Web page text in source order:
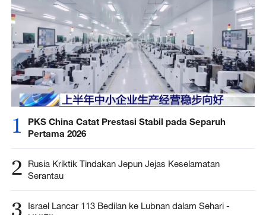
1
PKS China Catat Prestasi Stabil pada Separuh
Pertama 2026
2
Rusia Kriktik Tindakan Jepun Jejas Keselamatan
Serantau
3
Israel Lancar 113 Bedilan ke Lubnan dalam Sehari -